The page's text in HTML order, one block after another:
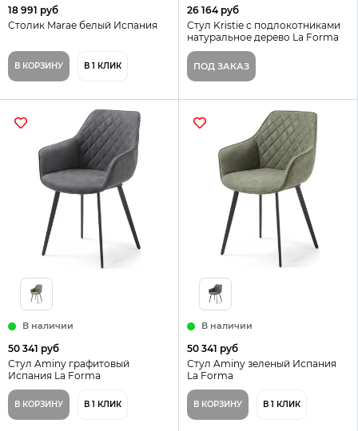
18 991 руб
Столик Marae белый Испания
В КОРЗИНУ В 1 КЛИК
26 164 руб
Стул Kristie с подлокотниками
натуральное дерево La Forma
Испания
ПОД ЗАКАЗ
В наличии
50 341 руб
Стул Aminy графитовый
Испания La Forma
В КОРЗИНУ В 1 КЛИК
В наличии
50 341 руб
Стул Aminy зеленый Испания
La Forma
В КОРЗИНУ В 1 КЛИК